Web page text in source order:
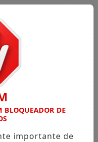
BLOQUEADOR DE
importante de